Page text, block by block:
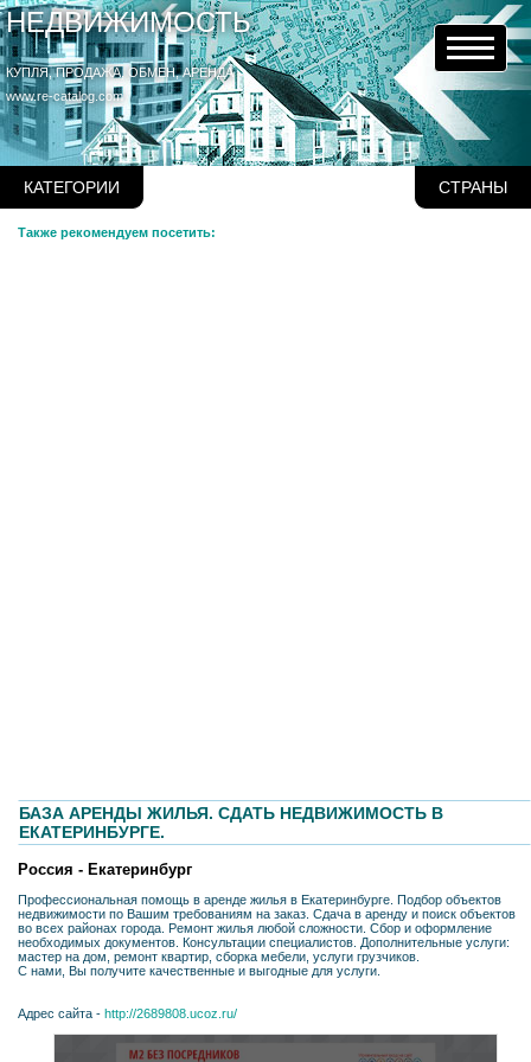
НЕДВИЖИМОСТЬ
КУПЛЯ, ПРОДАЖА, ОБМЕН, АРЕНДА
www.re-catalog.com
КАТЕГОРИИ СТРАНЫ
Также рекомендуем посетить:
БАЗА АРЕНДЫ ЖИЛЬЯ. СДАТЬ НЕДВИЖИМОСТЬ В
ЕКАТЕРИНБУРГЕ.
Россия - Екатеринбург
Профессиональная помощь в аренде жилья в Екатеринбурге. Подбор объектов
недвижимости по Вашим требованиям на заказ. Сдача в аренду и поиск объектов
во всех районах города. Ремонт жилья любой сложности. Сбор и оформление
необходимых документов. Консультации специалистов. Дополнительные услуги:
мастер на дом, ремонт квартир, сборка мебели, услуги грузчиков.
С нами, Вы получите качественные и выгодные для услуги.
Адрес сайта - http://2689808.ucoz.ru/